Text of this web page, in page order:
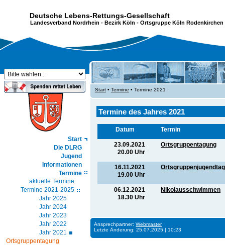
Deutsche Lebens-Rettungs-Gesellschaft
Landesverband Nordrhein - Bezirk Köln - Ortsgruppe Köln Rodenkirchen
Start
Die DLRG
Jugend
Informationen
Termine
aktuelle Termine
Termine 2021-2025
Jahr 2025
Jahr 2024
Jahr 2023
Jahr 2022
Jahr 2021
Ortsgruppentagung
Start• Termine • Termine 2021
Termine des Jahres 2021
Datum Termin
23.09.2021
20.00 Uhr
Ortsgruppentagung
16.11.2021
19.00 Uhr
Ortsgruppenjugendtag
06.12.2021
18.30 Uhr
Nikolausschwimmen
Ansprechpartner:Webmaster
Letzte Änderung: 25.07.2025 | 10:23